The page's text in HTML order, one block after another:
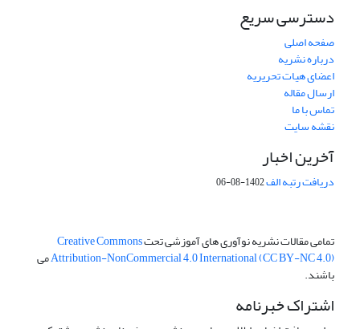
دسترسی سریع
صفحه اصلی
درباره نشریه
اعضای هیات تحریریه
ارسال مقاله
تماس با ما
نقشه سایت
آخرین اخبار
دریافت رتبه الف1402-08-06
تمامی مقالات نشریه نوآوری های آموزشی تحتCreative Commons
Attribution-NonCommercial 4.0 International (CC BY-NC 4.0)می
باشند.
اشتراک خبرنامه